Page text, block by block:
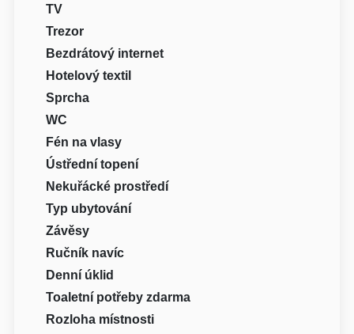
TV
Trezor
Bezdrátový internet
Hotelový textil
Sprcha
WC
Fén na vlasy
Ústřední topení
Nekuřácké prostředí
Typ ubytování
Závěsy
Ručník navíc
Denní úklid
Toaletní potřeby zdarma
Rozloha místnosti